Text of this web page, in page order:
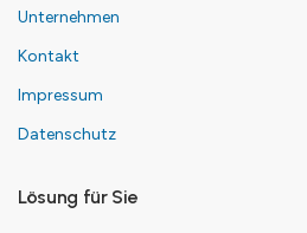
Unternehmen
Kontakt
Impressum
Datenschutz
Lösung für Sie